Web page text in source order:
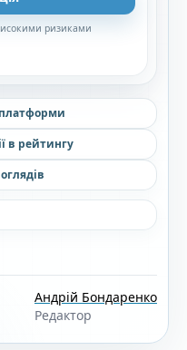
ризиками
платформи
в рейтингу
Андрій Бондаренко
Редактор